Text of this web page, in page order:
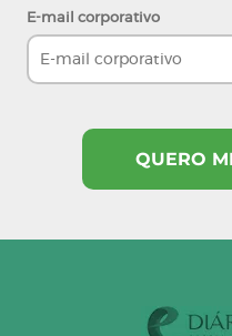
E-mail corporativo